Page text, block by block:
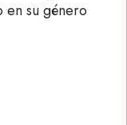
en su género